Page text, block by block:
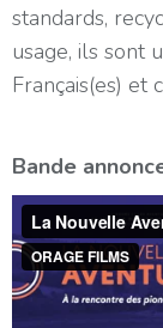
standards,
usage, ils sont
Français(es) et
Bande